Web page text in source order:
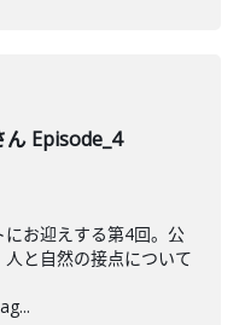
ん Episode_4
お迎えする第4回。公
と自然の接点について